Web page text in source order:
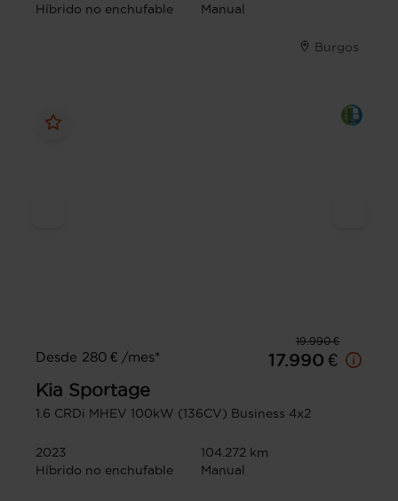
Híbrido no enchufable
Manual
Burgos
19.990 €
Desde 280 € /mes*
17.990 €
Kia Sportage
1.6 CRDi MHEV 100kW (136CV) Business 4x2
2023
104.272 km
Híbrido no enchufable
Manual